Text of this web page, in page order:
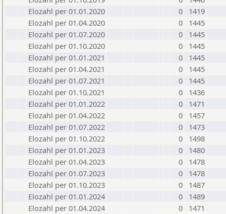
Elozahl per 01.01.2020
0
1419
Elozahl per 01.04.2020
0
1445
Elozahl per 01.07.2020
0
1445
Elozahl per 01.10.2020
0
1445
Elozahl per 01.01.2021
0
1445
Elozahl per 01.04.2021
0
1445
Elozahl per 01.07.2021
0
1445
Elozahl per 01.10.2021
0
1436
Elozahl per 01.01.2022
0
1471
Elozahl per 01.04.2022
0
1457
Elozahl per 01.07.2022
0
1473
Elozahl per 01.10.2022
0
1498
Elozahl per 01.01.2023
0
1480
Elozahl per 01.04.2023
0
1478
Elozahl per 01.07.2023
0
1478
Elozahl per 01.10.2023
0
1487
Elozahl per 01.01.2024
0
1489
Elozahl per 01.04.2024
0
1471